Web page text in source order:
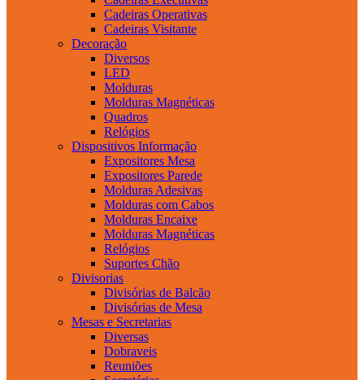
Cadeiras Operativas
Cadeiras Visitante
Decoração
Diversos
LED
Molduras
Molduras Magnéticas
Quadros
Relógios
Dispositivos Informação
Expositores Mesa
Expositores Parede
Molduras Adesivas
Molduras com Cabos
Molduras Encaixe
Molduras Magnéticas
Relógios
Suportes Chão
Divisorias
Divisórias de Balcão
Divisórias de Mesa
Mesas e Secretarias
Diversas
Dobraveis
Reuniões